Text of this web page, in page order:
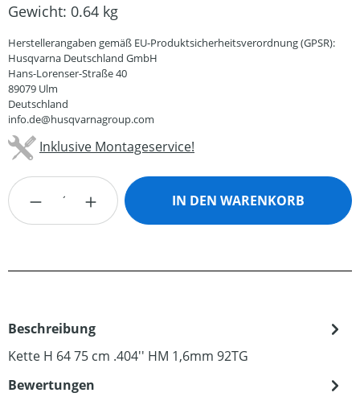
Gewicht: 0.64 kg
Herstellerangaben gemäß EU-Produktsicherheitsverordnung (GPSR):
Husqvarna Deutschland GmbH
Hans-Lorenser-Straße 40
89079 Ulm
Deutschland
info.de@husqvarnagroup.com
Inklusive Montageservice!
Produkt Anzahl: Gib den gewünschten
IN DEN WARENKORB
Beschreibung
Kette H 64 75 cm .404'' HM 1,6mm 92TG
Bewertungen